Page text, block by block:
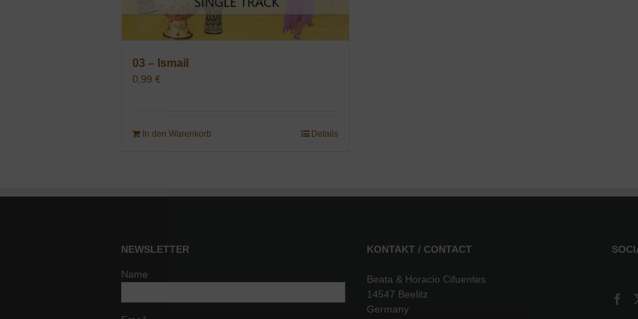
03 – Ismail
0,99 €
In den Warenkorb Details
NEWSLETTER
Name
KONTAKT / CONTACT
Beata & Horacio Cifuentes
14547 Beelitz
Germany